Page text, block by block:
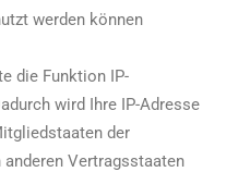
werden können
die Funktion IP-
wird Ihre IP-Adresse
der
Vertragsstaaten